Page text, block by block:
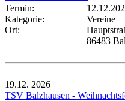
Termin:
Kategorie:
Vereine
Ort:
86483
19.12. 2026
TSV Balzhausen -